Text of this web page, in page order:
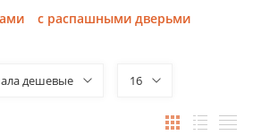
с распашными дверьми
дешевые 16